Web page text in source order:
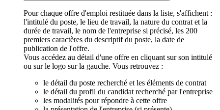
Pour chaque offre d'emploi restituée dans la liste, s'affichent :
l'intitulé du poste, le lieu de travail, la nature du contrat et la
durée de travail, le nom de l'entreprise si précisé, les 200
premiers caractères du descriptif du poste, la date de
publication de l'offre.
Vous accédez au détail d'une offre en cliquant sur son intitulé
ou sur le logo sur la gauche. Vous retrouvez :
le détail du poste recherché et les éléments de contrat
le détail du profil du candidat recherché par l'entreprise
les modalités pour répondre à cette offre